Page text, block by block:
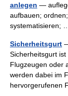
anlegen —
aufbauen;
systematisieren;
Sicherheitsgurt
Sicherheitsgurt ist
Flugzeugen oder
werden dabei im